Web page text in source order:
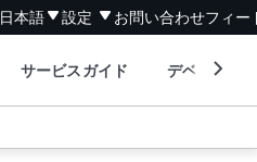
日本語 設定 お問い合わせフィー
サービスガイド デベロッパ